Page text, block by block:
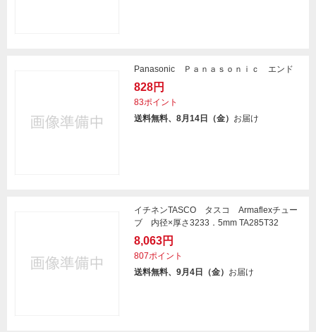
Panasonic Ｐａｎａｓｏｎｉｃ エンド
828円
83ポイント
送料無料、8月14日（金） お届け
イチネンTASCO タスコ Armaflexチュー
ブ 内径×厚さ3233．5mm TA285T32
8,063円
807ポイント
送料無料、9月4日（金） お届け